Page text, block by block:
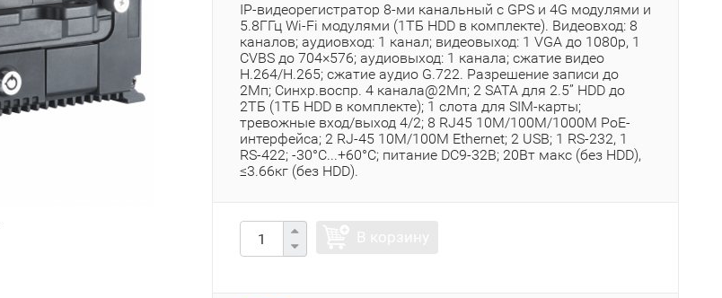
IP-видеорегистратор 8-ми канальный с GPS и 4G модулями и
5.8ГГц Wi-Fi модулями (1ТБ HDD в комплекте). Видеовход: 8
каналов; аудиовход: 1 канал; видеовыход: 1 VGA до 1080р, 1
CVBS до 704×576; аудиовыход: 1 канала; сжатие видео
H.264/H.265; сжатие аудио G.722. Разрешение записи до
2Мп; Синхр.воспр. 4 канала@2Мп; 2 SATA для 2.5” HDD до
2ТБ (1ТБ HDD в комплекте); 1 слота для SIM-карты;
тревожные вход/выход 4/2; 8 RJ45 10M/100M/1000M PoE-
интерфейса; 2 RJ-45 10M/100M Ethernet; 2 USB; 1 RS-232, 1
RS-422; -30°C...+60°C; питание DC9-32В; 20Вт макс (без HDD),
≤3.66кг (без HDD).